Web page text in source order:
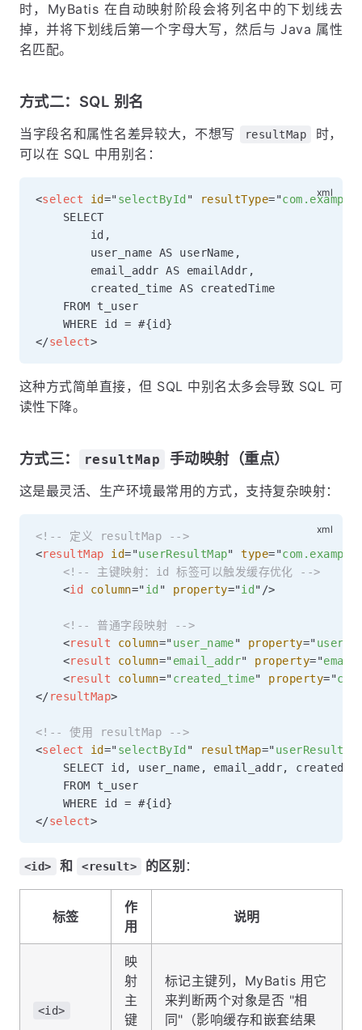
时，MyBatis 在自动映射阶段会将列名中的下划线去
掉，并将下划线后第一个字母大写，然后与 Java 属性
名匹配。
方式二：SQL 别名
当字段名和属性名差异较大，不想写 resultMap
时，
可以在 SQL 中用别名：
<select id="selectById " resultType="
    SELECT
        id,
        user_name AS userName,
        email_addr AS emailAddr,
        created_time AS createdTime
    FROM t_user
</select>
这种方式简单直接，但 SQL 中别名太多会导致 SQL 可
读性下降。
方式三： resultMap 手动映射（重点）
这是最灵活、生产环境最常用的方式，支持复杂映射：
<!-- 定义 resultMap -->
<resultMap id="userResultMap" type="
<!-- 主键映射：id 标签可以触发缓存优化 -->
<id column="id " property="id "/>
<!-- 普通字段映射 -->
<result column="user_name" property="
<result column="email_addr" property="
<result column="created_time" property="
</resultMap>
<!-- 使用 resultMap -->
<select id="selectById " resultMap="
SELECT id, user_name, email_addr,
    FROM t_user
</select>
<id> 和 <result> 的区别 ：
标签
作
用
说明
<id>
映
射
主
键
标记主键列，MyBatis 用它
来判断两个对象是否 "相
同"（影响缓存和嵌套结果